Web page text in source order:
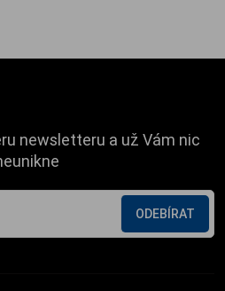
newsletteru a už Vám nic
ODEBÍRAT